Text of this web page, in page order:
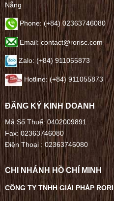
Nẵng
Phone:(+84) 02363746080
Email: contact@rorisc.com
Zalo: (+84) 911055873
Hotline: (+84) 911055873
ĐĂNG KÝ KINH DOANH
Mã Số Thuế: 0402009891
Fax: 02363746080
Điện Thoại :02363746080
CHI NHÁNH HỒ CHÍ MINH
CÔNG TY TNHH GIẢI PHÁP RORI